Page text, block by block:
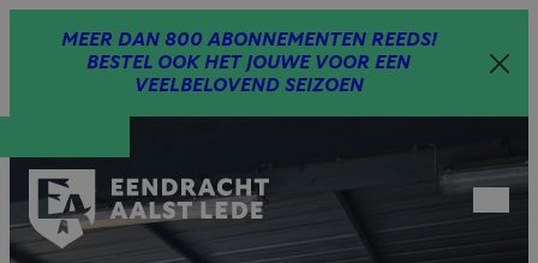
MEER DAN 800 ABONNEMENTEN REEDS!
BESTEL OOK HET JOUWE VOOR EEN
VEELBELOVEND SEIZOEN
menu